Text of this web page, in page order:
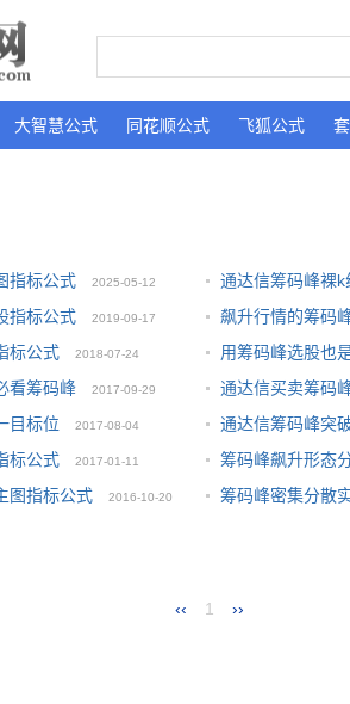
大智慧公式 同花顺公式 飞狐公式
指标公式 2025-05-12
通达信筹码峰裸
指标公式
2019-09-17
飙升行情的筹码
标公式
2018-07-24
用筹码峰选股也
看筹码峰
2017-09-29
通达信买卖筹码
目标位
2017-08-04
通达信筹码峰突
标公式
2017-01-11
筹码峰飙升形态
图指标公式
2016-10-20 筹码峰密集分散
‹‹ 1 ››